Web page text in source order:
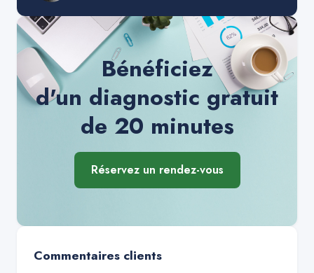
Bénéficiez
d'un diagnostic gratuit
de 20 minutes
Réservez un rendez-vous
Commentaires clients